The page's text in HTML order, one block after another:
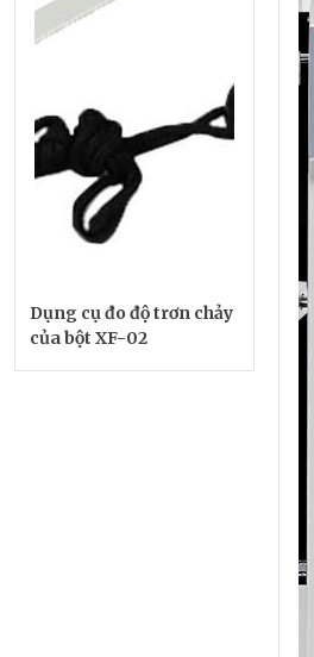
Dụng cụ đo độ trơn chảy
của bột XF-02